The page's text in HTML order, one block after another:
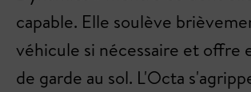
capable. Elle soulève
véhicule si nécessaire et offre
de garde au sol. L'Octa